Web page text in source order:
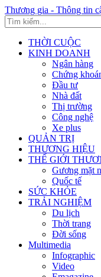
Thương gia - Thông tin
THỜI CUỘC
KINH DOANH
Ngân hàng
Chứng
Đầu tư
Nhà đất
Thị trường
Công nghệ
Xe plus
QUẢN TRỊ
THƯƠNG HIỆU
THẾ GIỚI
Gương mặt
Quốc tế
SỨC KHỎE
TRẢI NGHIỆM
Du lịch
Thời trang
Đời sống
Multimedia
Infographic
Video